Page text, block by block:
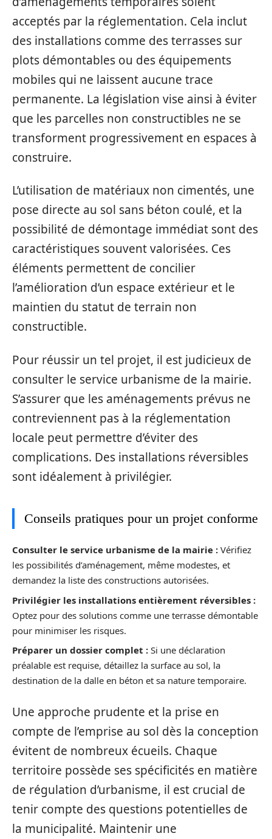
acceptés par la réglementation. Cela inclut
des installations comme des terrasses sur
plots démontables ou des équipements
mobiles qui ne laissent aucune trace
permanente. La législation vise ainsi à éviter
que les parcelles non constructibles ne se
transforment progressivement en espaces à
construire.
L’utilisation de matériaux non cimentés, une
pose directe au sol sans béton coulé, et la
possibilité de démontage immédiat sont des
caractéristiques souvent valorisées. Ces
éléments permettent de concilier
l’amélioration d’un espace extérieur et le
maintien du statut de terrain non
constructible.
Pour réussir un tel projet, il est judicieux de
consulter le service urbanisme de la mairie.
S’assurer que les aménagements prévus ne
contreviennent pas à la réglementation
locale peut permettre d’éviter des
complications. Des installations réversibles
sont idéalement à privilégier.
Conseils pratiques pour un projet conforme
Consulter le service urbanisme de la mairie : Vérifiez
les possibilités d’aménagement, même modestes, et
demandez la liste des constructions autorisées.
Privilégier les installations entièrement réversibles :
Optez pour des solutions comme une terrasse démontable
pour minimiser les risques.
Préparer un dossier complet : Si une déclaration
préalable est requise, détaillez la surface au sol, la
destination de la dalle en béton et sa nature temporaire.
Une approche prudente et la prise en
compte de l’emprise au sol dès la conception
évitent de nombreux écueils. Chaque
territoire possède ses spécificités en matière
de régulation d’urbanisme, il est crucial de
tenir compte des questions potentielles de
la municipalité. Maintenir une